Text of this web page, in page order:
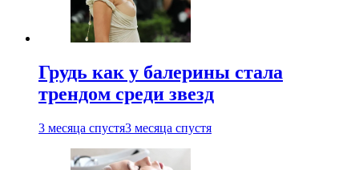
Грудь как у балерины стала
трендом среди звезд
3 месяца спустя3 месяца спустя